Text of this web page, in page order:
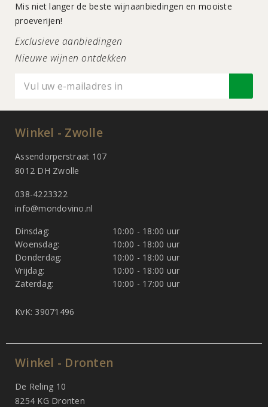
Mis niet langer de beste wijnaanbiedingen en mooiste
proeverijen!
Exclusieve aanbiedingen
Nieuwe wijnen ontdekken
Winkel - Zwolle
Assendorperstraat 107
8012 DH Zwolle
038-4223322
info@mondovino.nl
Dinsdag:
10:00 - 18:00 uur
Woensdag:
10:00 - 18:00 uur
Donderdag:
10:00 - 18:00 uur
Vrijdag:
10:00 - 18:00 uur
Zaterdag:
10:00 - 17:00 uur
KvK: 39071496
Winkel - Dronten
De Reling 10
8254 KG Dronten